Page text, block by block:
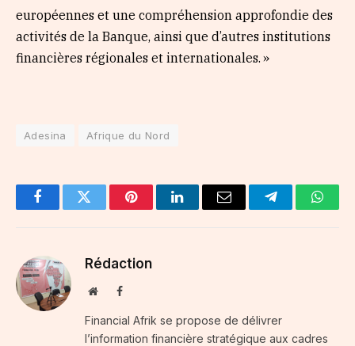
européennes et une compréhension approfondie des
activités de la Banque, ainsi que d’autres institutions
financières régionales et internationales. »
Adesina Afrique du Nord
FacebookTwitter PinterestLinkedInEmail Telegram
Rédaction
WebsiteFacebook
Financial Afrik se propose de délivrer
l’information financière stratégique aux cadres